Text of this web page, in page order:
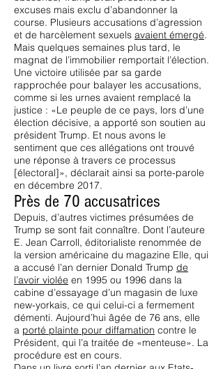
excuses mais exclu d’abandonner la
course. Plusieurs accusations d’agression
et de harcèlement sexuels avaient émergé.
Mais quelques semaines plus tard, le
magnat de l’immobilier remportait l’élection.
Une victoire utilisée par sa garde
rapprochée pour balayer les accusations,
comme si les urnes avaient remplacé la
justice : «Le peuple de ce pays, lors d’une
élection décisive, a apporté son soutien au
président Trump. Et nous avons le
sentiment que ces allégations ont trouvé
une réponse à travers ce processus
[électoral]», déclarait ainsi sa porte-parole
en décembre 2017.
Près de 70 accusatrices
Depuis, d’autres victimes présumées de
Trump se sont fait connaître. Dont l’auteure
E. Jean Carroll, éditorialiste renommée de
la version américaine du magazine Elle, qui
a accusé l’an dernier Donald Trump de
l’avoir violée en 1995 ou 1996 dans la
cabine d’essayage d’un magasin de luxe
new-yorkais, ce qui celui-ci a fermement
démenti. Aujourd’hui âgée de 76 ans, elle
a porté plainte pour diffamation contre le
Président, qui l’a traitée de «menteuse». La
procédure est en cours.